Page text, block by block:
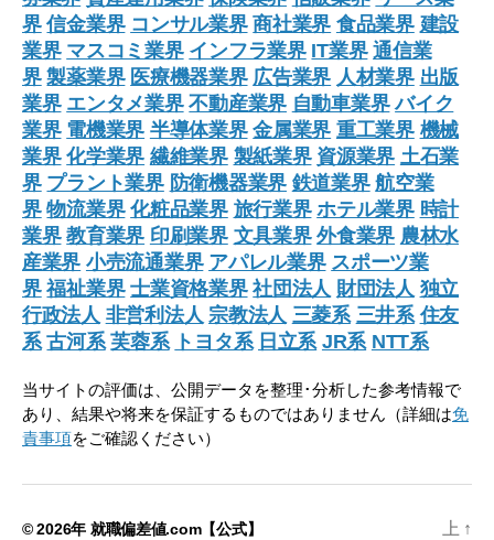
界 信金業界 コンサル業界 商社業界 食品業界 建設
業界 マスコミ業界 インフラ業界 IT業界 通信業
界 製薬業界 医療機器業界 広告業界 人材業界 出版
業界 エンタメ業界 不動産業界 自動車業界 バイク
業界 電機業界 半導体業界 金属業界 重工業界 機械
業界 化学業界 繊維業界 製紙業界 資源業界 土石業
界 プラント業界 防衛機器業界 鉄道業界 航空業
界 物流業界 化粧品業界 旅行業界 ホテル業界 時計
業界 教育業界 印刷業界 文具業界 外食業界 農林水
産業界 小売流通業界 アパレル業界 スポーツ業
界 福祉業界 士業資格業界 社団法人 財団法人 独立
行政法人 非営利法人 宗教法人 三菱系 三井系 住友
系 古河系 芙蓉系 トヨタ系 日立系 JR系 NTT系
当サイトの評価は、公開データを整理･分析した参考情報で
あり、結果や将来を保証するものではありません（詳細は免
責事項をご確認ください）
© 2026年 就職偏差値.com【公式】 上 ↑